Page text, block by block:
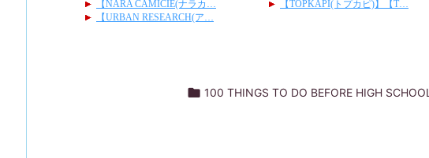
 100 THINGS TO DO BEFORE HIGH SCHOOL